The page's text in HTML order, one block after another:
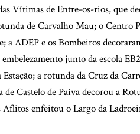
Vítimas de Entre-os-rios, que
de Carvalho Mau; o Centro
a ADEP e os Bombeiros
junto da escola
a rotunda da Cruz da
de Castelo de Paiva decorou a
Aflitos enfeitou o Largo da